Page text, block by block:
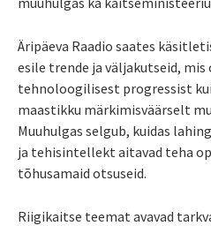
Äripäeva Raadio saates
esile trende ja väljakutseid,
tehnoloogilisest progressist
maastikku märkimisväärselt
Muuhulgas selgub, kuidas
ja tehisintellekt aitavad teha
tõhusamaid otsuseid.
Riigikaitse teemat avavad